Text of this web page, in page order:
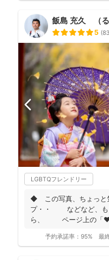
飯島 充久 （る
5 (83
LGBTQフレンドリー
◆ この写真、ちょっと
プ・・ などなど、も
ら、 ページ上の「❤
予約承諾率： 95% 最